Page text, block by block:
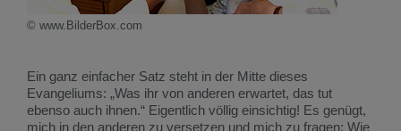
© www.BilderBox.com
Ein ganz einfacher Satz steht in der Mitte dieses
Evangeliums: „Was ihr von anderen erwartet, das tut
ebenso auch ihnen.“ Eigentlich völlig einsichtig! Es genügt,
mich in den anderen zu versetzen und mich zu fragen: Wie